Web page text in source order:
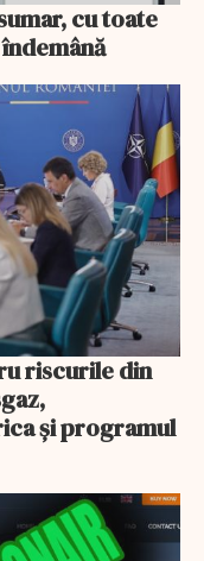
cu toate
riscurile din
și programul